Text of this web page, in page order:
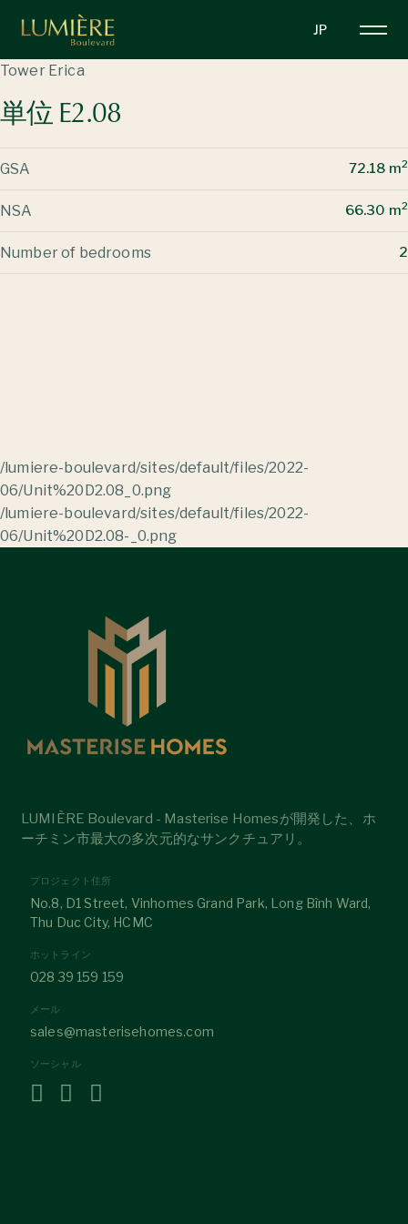
ン
コ
ン
テ
ン
ツ
に
移
JP
Tower Erica
単位 E2.08
GSA 72.18 m2
NSA 66.30 m2
Number of bedrooms 2
/lumiere-boulevard/sites/default/files/2022-
06/Unit%20D2.08_0.png
/lumiere-boulevard/sites/default/files/2022-
06/Unit%20D2.08-_0.png
LUMIÈRE Boulevard - Masterise Homesが開発した、ホ
ーチミン市最大の多次元的なサンクチュアリ。
プロジェクト住所
No.8, D1 Street, Vinhomes Grand Park, Long Bình Ward,
Thu Duc City, HCMC
ホットライン
028 39 159 159
メール
sales@masterisehomes.com
ソーシャル